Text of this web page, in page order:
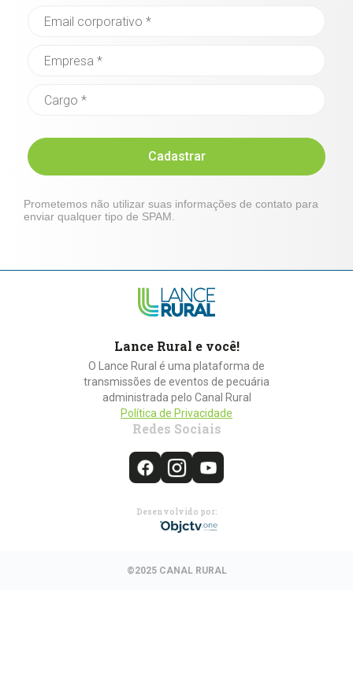
Cadastrar
Prometemos não utilizar suas informações de contato para
enviar qualquer tipo de SPAM.
Lance Rural e você!
O Lance Rural é uma plataforma de
transmissões de eventos de pecuária
administrada pelo Canal Rural
Política de Privacidade
Redes Sociais
Desenvolvido por:
©2025 CANAL RURAL